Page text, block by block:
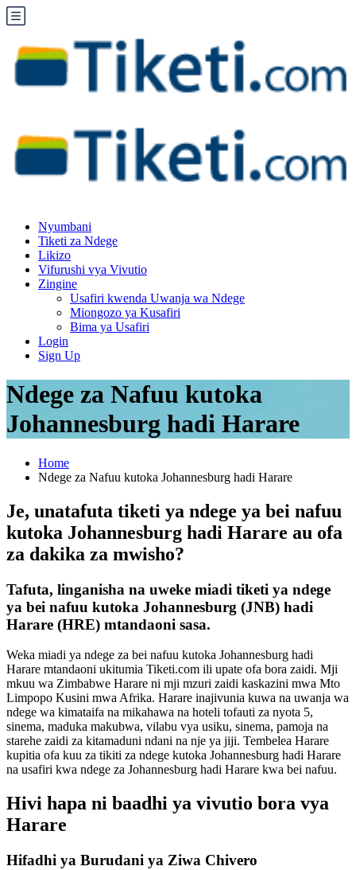
Nyumbani
Tiketi za Ndege
Likizo
Vifurushi vya Vivutio
Zingine
Usafiri kwenda Uwanja wa Ndege
Miongozo ya Kusafiri
Bima ya Usafiri
Login
Sign Up
Ndege za Nafuu kutoka
Johannesburg hadi Harare
Home
Ndege za Nafuu kutoka Johannesburg hadi Harare
Je, unatafuta tiketi ya ndege ya bei nafuu
kutoka Johannesburg hadi Harare au ofa
za dakika za mwisho?
Tafuta, linganisha na uweke miadi tiketi ya ndege
ya bei nafuu kutoka Johannesburg (JNB) hadi
Harare (HRE) mtandaoni sasa.
Weka miadi ya ndege za bei nafuu kutoka Johannesburg hadi
Harare mtandaoni ukitumia Tiketi.com ili upate ofa bora zaidi. Mji
mkuu wa Zimbabwe Harare ni mji mzuri zaidi kaskazini mwa Mto
Limpopo Kusini mwa Afrika. Harare inajivunia kuwa na uwanja wa
ndege wa kimataifa na mikahawa na hoteli tofauti za nyota 5,
sinema, maduka makubwa, vilabu vya usiku, sinema, pamoja na
starehe zaidi za kitamaduni ndani na nje ya jiji. Tembelea Harare
kupitia ofa kuu za tikiti za ndege kutoka Johannesburg hadi Harare
na usafiri kwa ndege za Johannesburg hadi Harare kwa bei nafuu.
Hivi hapa ni baadhi ya vivutio bora vya
Harare
Hifadhi ya Burudani ya Ziwa Chivero